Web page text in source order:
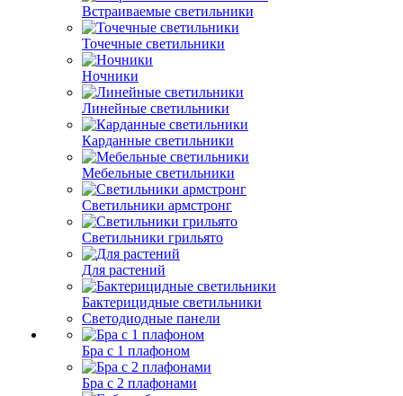
Встраиваемые светильники
Точечные светильники
Ночники
Линейные светильники
Карданные светильники
Мебельные светильники
Светильники армстронг
Светильники грильято
Для растений
Бактерицидные светильники
Светодиодные панели
Бра с 1 плафоном
Бра с 2 плафонами